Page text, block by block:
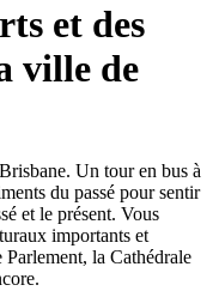
et des
ville de
Un tour en bus à
du passé pour sentir
et le présent. Vous
importants et
la Cathédrale